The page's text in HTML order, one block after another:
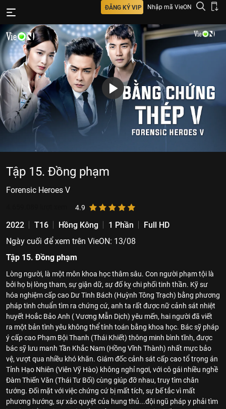
ĐĂNG KÝ VIP Nhập mã VieON
Tập 15. Đồng phạm
Forensic Heroes V
4.9
2022 T16 Hồng Kông 1 Phần
Full HD
Ngày cuối để xem trên VieON: 13/08
Tập 15. Đồng phạm
Lòng người, là một môn khoa học thâm sâu. Con người phạm tội là
bởi họ bị lòng tham, sự giận dữ, sự đố kỵ chi phối tinh thần. Kỹ sư
hóa nghiệm cấp cao Dư Tinh Bách (Huỳnh Tông Trạch) bằng phương
pháp tinh chuẩn tìm ra chứng cứ, anh ta rất được nữ cảnh sát nhiệt
huyết Hoắc Bảo Anh ( Vương Mẫn Dịch) yêu mến, hai người đã viết
ra một bản tình yêu không thể tính toán bằng khoa học. Bác sỹ pháp
ý cấp cao Phạm Bội Thanh (Thái Khiết) thông minh bình tĩnh, được
bác sỹ lưu manh Tần Khắc Nam (Hồng Vĩnh Thành) nhất mực bảo
vệ, vượt qua nhiều khó khăn. Giám đốc cảnh sát cấp cao tổ trọng án
Tỉnh Hạo Nhiên (Viên Vỹ Hào) không nghỉ ngơi, với cô gái nhiều nghề
Đàm Thiến Văn (Thái Tư Bối) cùng giúp đỡ nhau, truy tìm chân
tướng. Đối mặt với việc chứng cứ bị mất tích, sự bế tắc vì mất
phương hướng, sự xảo quyệt của hung thủ...đội ngũ pháp y phải tìm